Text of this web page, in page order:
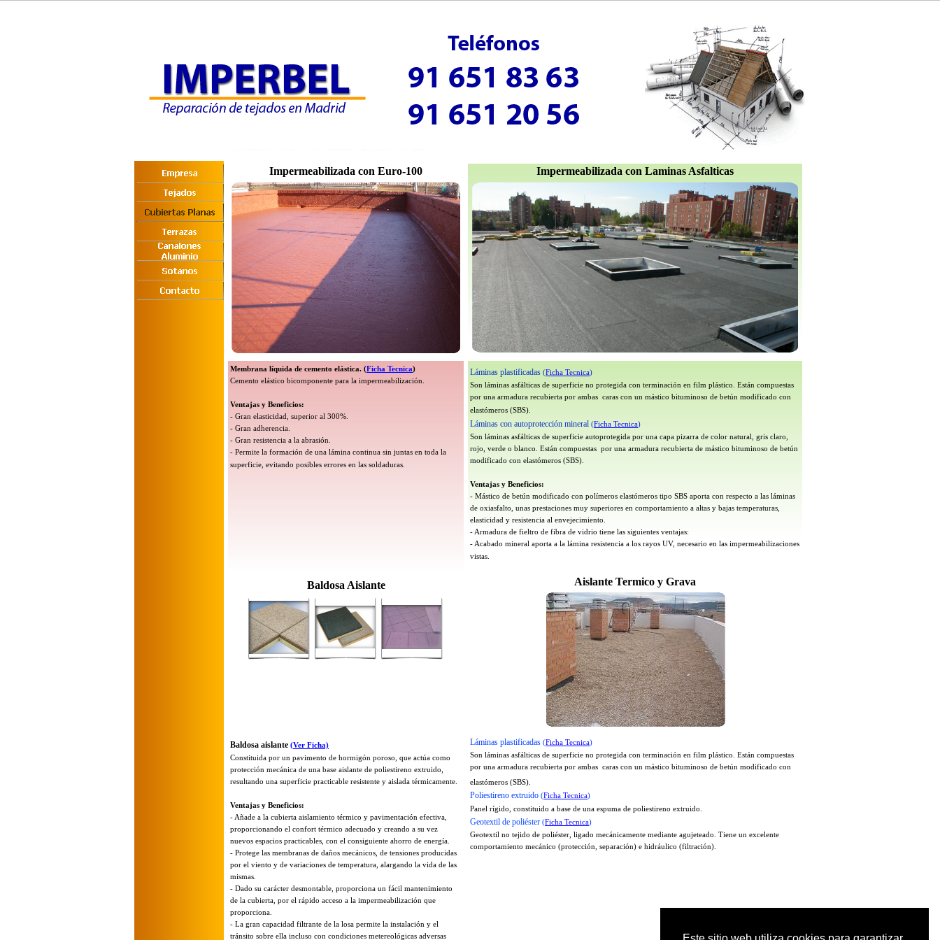
Impermeabilizada con Euro-100 Impermeabilizada con Laminas Asfalticas
Membrana líquida de cemento elástica. (Ficha Tecnica)
Cemento elástico bicomponente para la impermeabilización.
Ventajas y Beneficios:
- Gran elasticidad, superior al 300%.
- Gran adherencia.
- Gran resistencia a la abrasión.
- Permite la formación de una lámina continua sin juntas en toda la
superficie, evitando posibles errores en las soldaduras.
Láminas plastificadas (Ficha Tecnica)
Son láminas asfálticas de superficie no protegida con terminación en film plástico. Están compuestas
por una armadura recubierta por ambas caras con un mástico bituminoso de betún modificado con
elastómeros (SBS).
Láminas con autoprotección mineral (Ficha Tecnica)
Son láminas asfálticas de superficie autoprotegida por una capa pizarra de color natural, gris claro,
rojo, verde o blanco. Están compuestas por una armadura recubierta de mástico bituminoso de betún
modificado con elastómeros (SBS).
Ventajas y Beneficios:
- Mástico de betún modificado con polímeros elastómeros tipo SBS aporta con respecto a las láminas
de oxiasfalto, unas prestaciones muy superiores en comportamiento a altas y bajas temperaturas,
elasticidad y resistencia al envejecimiento.
- Armadura de fieltro de fibra de vidrio tiene las siguientes ventajas:
- Acabado mineral aporta a la lámina resistencia a los rayos UV, necesario en las impermeabilizaciones
vistas.
Baldosa Aislante Aislante Termico y Grava
Baldosa aislante (Ver Ficha)
Constituida por un pavimento de hormigón poroso, que actúa como
protección mecánica de una base aislante de poliestireno extruido,
resultando una superficie practicable resistente y aislada térmicamente.
Ventajas y Beneficios:
- Añade a la cubierta aislamiento térmico y pavimentación efectiva,
proporcionando el confort térmico adecuado y creando a su vez
nuevos espacios practicables, con el consiguiente ahorro de energía.
- Protege las membranas de daños mecánicos, de tensiones producidas
por el viento y de variaciones de temperatura, alargando la vida de las
mismas.
- Dado su carácter desmontable, proporciona un fácil mantenimiento
de la cubierta, por el rápido acceso a la impermeabilización que
proporciona.
- La gran capacidad filtrante de la losa permite la instalación y el
tránsito sobre ella incluso con condiciones metereológicas adversas
Láminas plastificadas (Ficha Tecnica)
Son láminas asfálticas de superficie no protegida con terminación en film plástico. Están compuestas
por una armadura recubierta por ambas caras con un mástico bituminoso de betún modificado con
elastómeros (SBS).
Poliestireno extruido (Ficha Tecnica)
Panel rígido, constituido a base de una espuma de poliestireno extruido
Geotextil de poliéster (Ficha Tecnica)
Geotextil no tejido de poliéster, ligado mecánicamente mediante agujeteado. Tiene un excelente
comportamiento mecánico (protección, separación) e hidráulico (filtración).